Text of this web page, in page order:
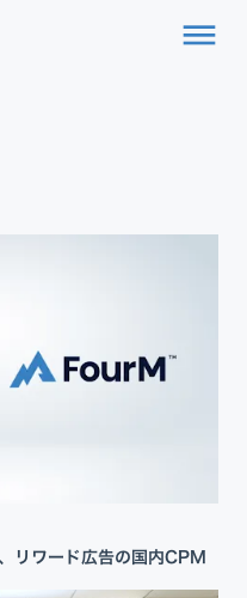
dehaze
リワード広告の国内CPM